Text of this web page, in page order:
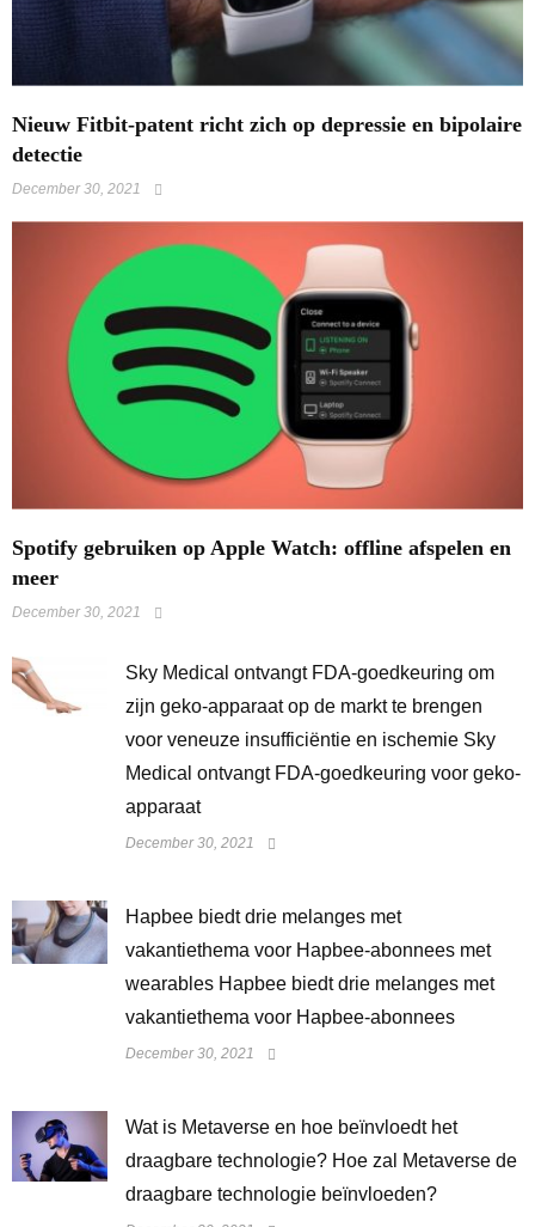
​Nieuw Fitbit-patent richt zich op depressie en bipolaire
detectie
December 30, 2021
Spotify gebruiken op Apple Watch: offline afspelen en
meer
December 30, 2021
Sky Medical ontvangt FDA-goedkeuring om
zijn geko-apparaat op de markt te brengen
voor veneuze insufficiëntie en ischemie Sky
Medical ontvangt FDA-goedkeuring voor geko-
apparaat
December 30, 2021
Hapbee biedt drie melanges met
vakantiethema voor Hapbee-abonnees met
wearables Hapbee biedt drie melanges met
vakantiethema voor Hapbee-abonnees
December 30, 2021
Wat is Metaverse en hoe beïnvloedt het
draagbare technologie? Hoe zal Metaverse de
draagbare technologie beïnvloeden?